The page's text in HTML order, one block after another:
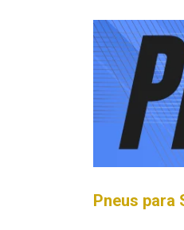
Pneus para